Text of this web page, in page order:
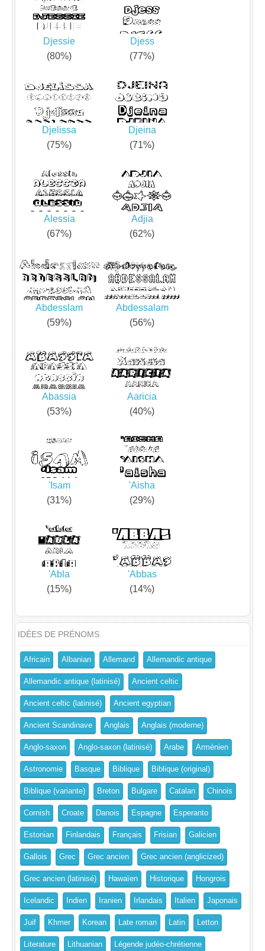
Djessie
(80%)
Djess
(77%)
Djelissa
(75%)
Djeina
(71%)
Alessia
(67%)
Adjia
(62%)
Abdesslam
(59%)
Abdessalam
(56%)
Abassia
(53%)
Aaricia
(40%)
'Isam
(31%)
'Aisha
(29%)
'Abla
(15%)
'Abbas
(14%)
IDÉES DE PRÉNOMS
Africain Albanian Allemand Allemandic antique
Allemandic antique (latinisé) Ancient celtic
Ancient celtic (latinisé) Ancient egyptian
Ancient Scandinave Anglais Anglais (moderne)
Anglo-saxon Anglo-saxon (latinisé) Arabe Arménien
Astronomie Basque Biblique Biblique (original)
Biblique (variante) Breton Bulgare Catalan Chinois
Cornish Croate Danois Espagne Esperanto
Estonian Finlandais Français Frisian Galicien
Gallois Grec Grec ancien Grec ancien (anglicized)
Grec ancien (latinisé) Hawaïen Historique Hongrois
Icelandic Indien Iranien Irlandais Italien Japonais
Juif Khmer Korean Late roman Latin Letton
Literature Lithuanian Légende judéo-chrétienne